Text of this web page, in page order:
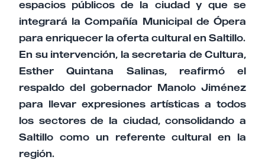
espacios públicos de la ciudad y que se
integrará la Compañía Municipal de Ópera
para enriquecer la oferta cultural en Saltillo.
En su intervención, la secretaria de Cultura,
Esther Quintana Salinas, reafirmó el
respaldo del gobernador Manolo Jiménez
para llevar expresiones artísticas a todos
los sectores de la ciudad, consolidando a
Saltillo como un referente cultural en la
región.